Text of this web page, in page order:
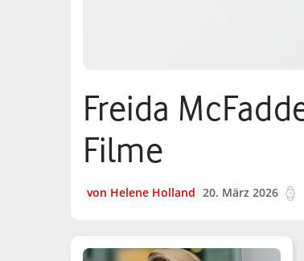
Freida
Filme
von Helene Holland 20. März 2026